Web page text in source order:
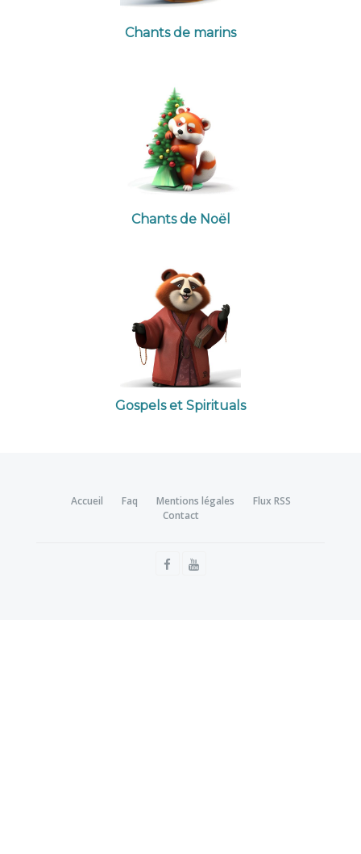
Chants de marins
Chants de Noël
Gospels et Spirituals
Accueil Faq Mentions légales
Flux RSS
Contact